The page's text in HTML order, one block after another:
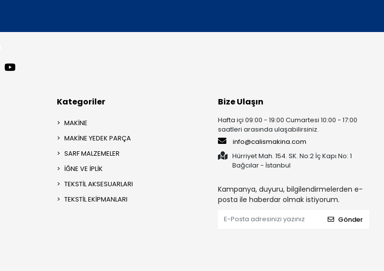
Kategoriler
MAKİNE
MAKİNE YEDEK PARÇA
SARF MALZEMELER
İĞNE VE İPLİK
TEKSTİL AKSESUARLARI
TEKSTİL EKİPMANLARI
Bize Ulaşın
Hafta içi 09:00 - 19:00 Cumartesi 10:00 - 17:00
saatleri arasında ulaşabilirsiniz.
info@calismakina.com
Hürriyet Mah. 154. SK. No:2 İç Kapı No: 1
Bağcılar - İstanbul
Kampanya, duyuru, bilgilendirmelerden e-
posta ile haberdar olmak istiyorum.
Gönder